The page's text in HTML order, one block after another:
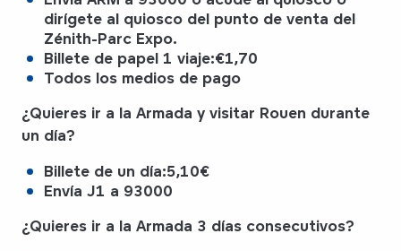
dirígete al quiosco del punto de venta del
Zénith-Parc Expo.
Billete de papel 1 viaje:€1,70
Todos los medios de pago
¿Quieres ir a la Armada y visitar Rouen durante
un día?
Billete de un día:5,10€
Envía J1 a 93000
¿Quieres ir a la Armada 3 días consecutivos?